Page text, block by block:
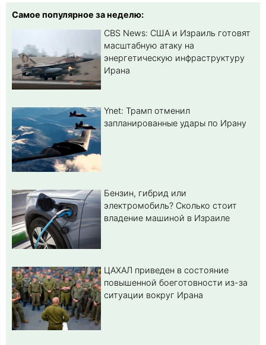
Самое популярное за неделю:
CBS News: США и Израиль готовят
масштабную атаку на
энергетическую инфраструктуру
Ирана
Ynet: Трамп отменил
запланированные удары по Ирану
Бензин, гибрид или
электромобиль? Cколько стоит
владение машиной в Израиле
ЦАХАЛ приведен в состояние
повышенной боеготовности из-за
ситуации вокруг Ирана